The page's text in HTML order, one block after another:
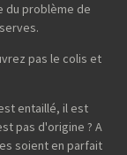
du problème de
pas le colis et
entaillé, il est
pas d'origine ? A
soient en parfait